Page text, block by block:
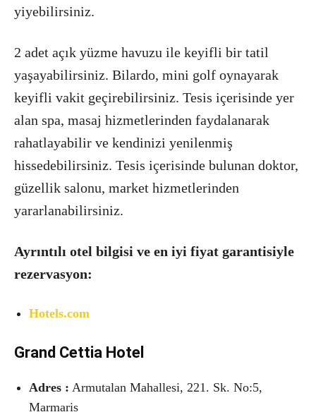
yiyebilirsiniz.
2 adet açık yüzme havuzu ile keyifli bir tatil
yaşayabilirsiniz. Bilardo, mini golf oynayarak
keyifli vakit geçirebilirsiniz. Tesis içerisinde yer
alan spa, masaj hizmetlerinden faydalanarak
rahatlayabilir ve kendinizi yenilenmiş
hissedebilirsiniz. Tesis içerisinde bulunan doktor,
güzellik salonu, market hizmetlerinden
yararlanabilirsiniz.
Ayrıntılı otel bilgisi ve en iyi fiyat garantisiyle
rezervasyon:
Hotels.com
Grand Cettia Hotel
Adres : Armutalan Mahallesi, 221. Sk. No:5,
Marmaris